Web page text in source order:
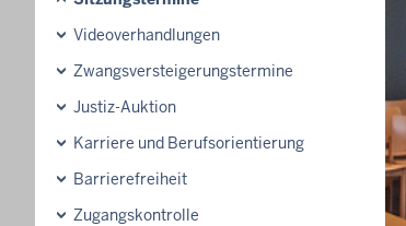
Videoverhandlungen
Zwangsversteigerungs­termine
Justiz-Auktion
Karriere und Berufsorientierung
Barrierefreiheit
Zugangskontrolle